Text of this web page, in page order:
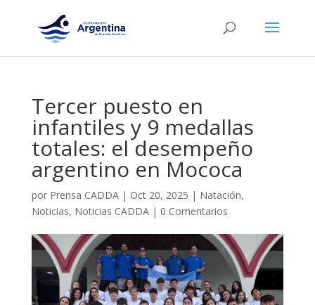
Tercer puesto en
infantiles y 9 medallas
totales: el desempeño
argentino en Mococa
por Prensa CADDA| Oct 20, 2025 | Natación,
Noticias, Noticias CADDA| 0 Comentarios